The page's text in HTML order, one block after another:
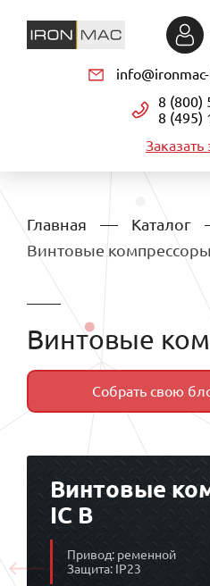
8 (800)
8 (495)
Заказать
Главная
Каталог
Винтовые компрессоры
Винтовые
Собрать свою
Винтовые
IC B
Привод: ременной
Защита: IP23